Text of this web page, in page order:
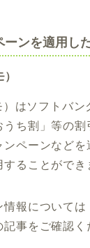
ンを適用し
はソフトバン
ち割」等の割
ンペーンなど
ることができ
報については
記事をご確認く